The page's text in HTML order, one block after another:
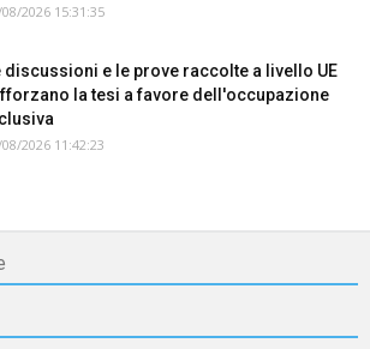
2026 15:31:35
discussioni e le prove raccolte a livello UE
la tesi a favore dell'occupazione
2026 11:42:23